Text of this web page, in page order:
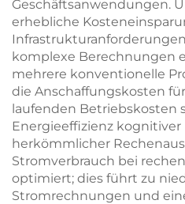
Geschäftsanwendungen.
erhebliche
komplexe Berechnungen
mehrere konventionelle
die Anschaffungskosten
laufenden Betriebskosten
Energieeffizienz
herkömmlicher
Stromverbrauch bei
optimiert; dies führt zu
Stromrechnungen und